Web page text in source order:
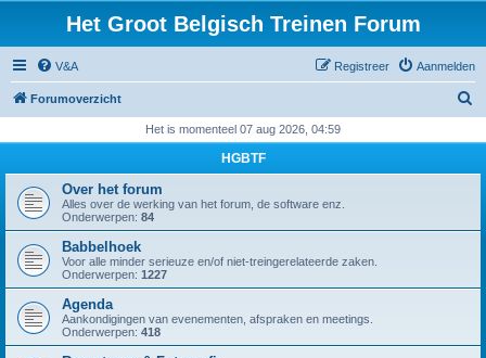
Het Groot Belgisch Treinen Forum
V&A Aanmelden
Registreer
Forumoverzicht
k
Het is momenteel 07 aug 2026, 04:59
HGBTF
Over het forum
Alles over de werking van het forum, de software enz.
Onderwerpen: 84
Babbelhoek
Voor alle minder serieuze en/of niet-treingerelateerde zaken.
Onderwerpen: 1227
Agenda
Aankondigingen van evenementen, afspraken en meetings.
Onderwerpen: 418